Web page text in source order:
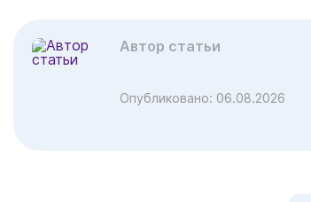
Автор статьи
Опубликовано: 06.08.2026